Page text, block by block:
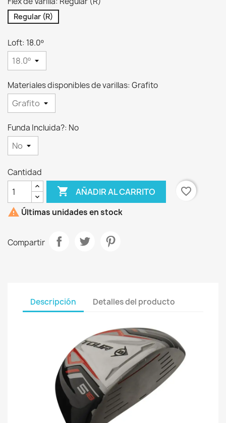
Regular (R)
Loft: 18.0º
Materiales disponibles de varillas: Grafito
Funda Incluida?: No
Cantidad
 AÑADIR AL CARRITO
favorite_border
 Últimas unidades en stock
Compartir
Descripción Detalles del producto